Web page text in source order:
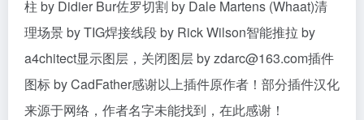
柱 by Didier Bur佐罗切割 by Dale Martens (Whaat)清
理场景 by TIG焊接线段 by Rick Wilson智能推拉 by
a4chitect显示图层，关闭图层 by zdarc@163.com插件
图标 by CadFather感谢以上插件原作者！部分插件汉化
来源于网络，作者名字未能找到，在此感谢！